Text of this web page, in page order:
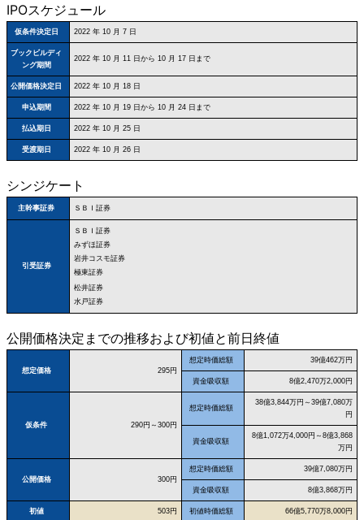
IPOスケジュール
仮条件決定日 2022 年 10 月 7 日
ブックビルディ
ング期間
2022 年 10 月 11 日から 10 月 17 日まで
公開価格決定日 2022 年 10 月 18 日
申込期間 2022 年 10 月 19 日から 10 月 24 日まで
払込期日 2022 年 10 月 25 日
受渡期日 2022 年 10 月 26 日
シンジケート
主幹事証券 ＳＢＩ証券
引受証券
ＳＢＩ証券
みずほ証券
岩井コスモ証券
極東証券
松井証券
水戸証券
公開価格決定までの推移および初値と前日終値
想定価格 295円
想定時価総額 39億462万円
資金吸収額 8億2,470万2,000円
仮条件 290円～300円
想定時価総額
38億3,844万円～39億7,080万
円
資金吸収額
8億1,072万4,000円～8億3,868
万円
公開価格 300円
想定時価総額 39億7,080万円
資金吸収額 8億3,868万円
初値 503円 初値時価総額 66億5,770万8,000円